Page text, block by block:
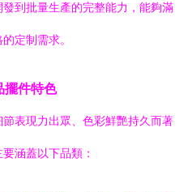
到批量生產的完整能力，能夠滿
定制需求。
擺件特色
表現力出眾、色彩鮮艷持久而著
涵蓋以下品類：